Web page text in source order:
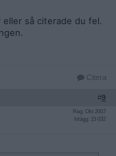
så citerade du fel.
Citera
#9
Reg: Okt 2007
Inlägg: 15 032